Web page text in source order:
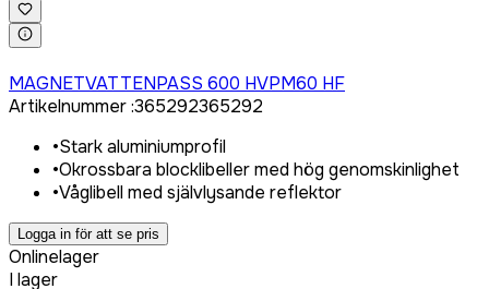
MAGNETVATTENPASS 600 HVPM60 HF
Artikelnummer:365292365292
•Stark aluminiumprofil
•Okrossbara blocklibeller med hög genomskinlighet
•Våglibell med självlysande reflektor
Logga in för att se pris
Onlinelager
I lager